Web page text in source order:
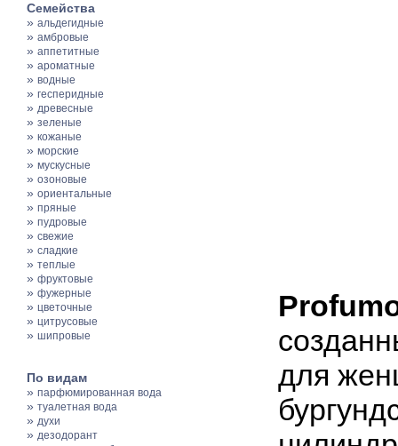
Семейства
» альдегидные
» амбровые
» аппетитные
» ароматные
» водные
» гесперидные
» древесные
» зеленые
» кожаные
» морские
» мускусные
» озоновые
» ориентальные
» пряные
» пудровые
» свежие
» сладкие
» теплые
» фруктовые
» фужерные
» цветочные
» цитрусовые
» шипровые
По видам
» парфюмированная вода
» туалетная вода
» духи
» дезодорант
для